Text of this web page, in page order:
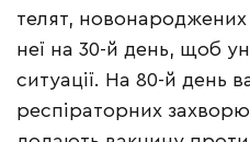
телят, новонароджених
неї на 30-й день, щоб
ситуації. На 80-й день
респіраторних